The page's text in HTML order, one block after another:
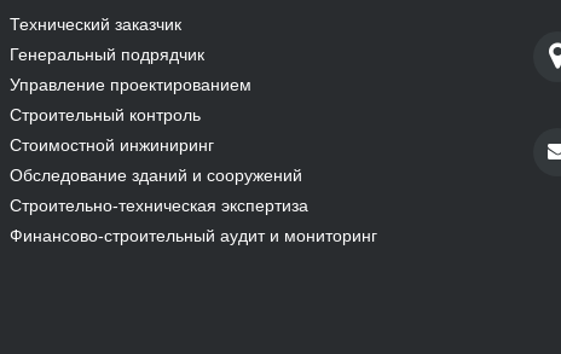
Технический заказчик
Генеральный подрядчик
Управление проектированием
Строительный контроль
Стоимостной инжиниринг
Обследование зданий и сооружений
Строительно-техническая экспертиза
Финансово-строительный аудит и мониторинг